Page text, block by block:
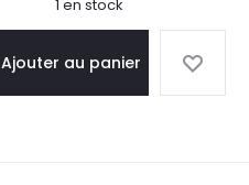
1 en stock
Ajouter au panier